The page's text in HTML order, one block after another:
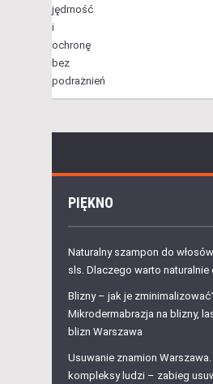
PIĘKNO
Naturalny szampon do
sls. Dlaczego warto naturalnie
Blizny – jak je
Mikrodermabrazja na blizny,
blizn Warszawa
Usuwanie znamion
kompleksy ludzi – zabieg